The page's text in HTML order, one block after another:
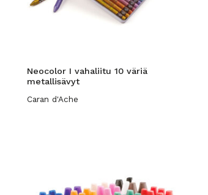
Neocolor I vahaliitu 10 väriä
metallisävyt
Caran d'Ache